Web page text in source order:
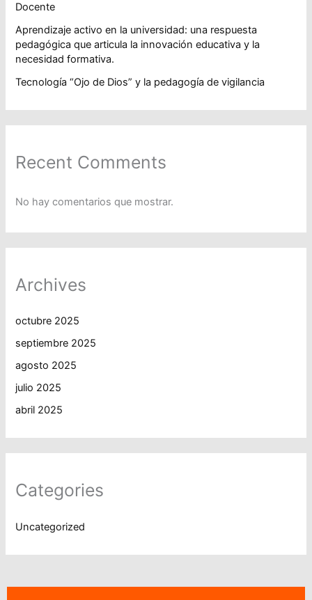
Docente
Aprendizaje activo en la universidad: una respuesta
pedagógica que articula la innovación educativa y la
necesidad formativa.
Tecnología “Ojo de Dios” y la pedagogía de vigilancia
Recent Comments
No hay comentarios que mostrar.
Archives
octubre 2025
septiembre 2025
agosto 2025
julio 2025
abril 2025
Categories
Uncategorized